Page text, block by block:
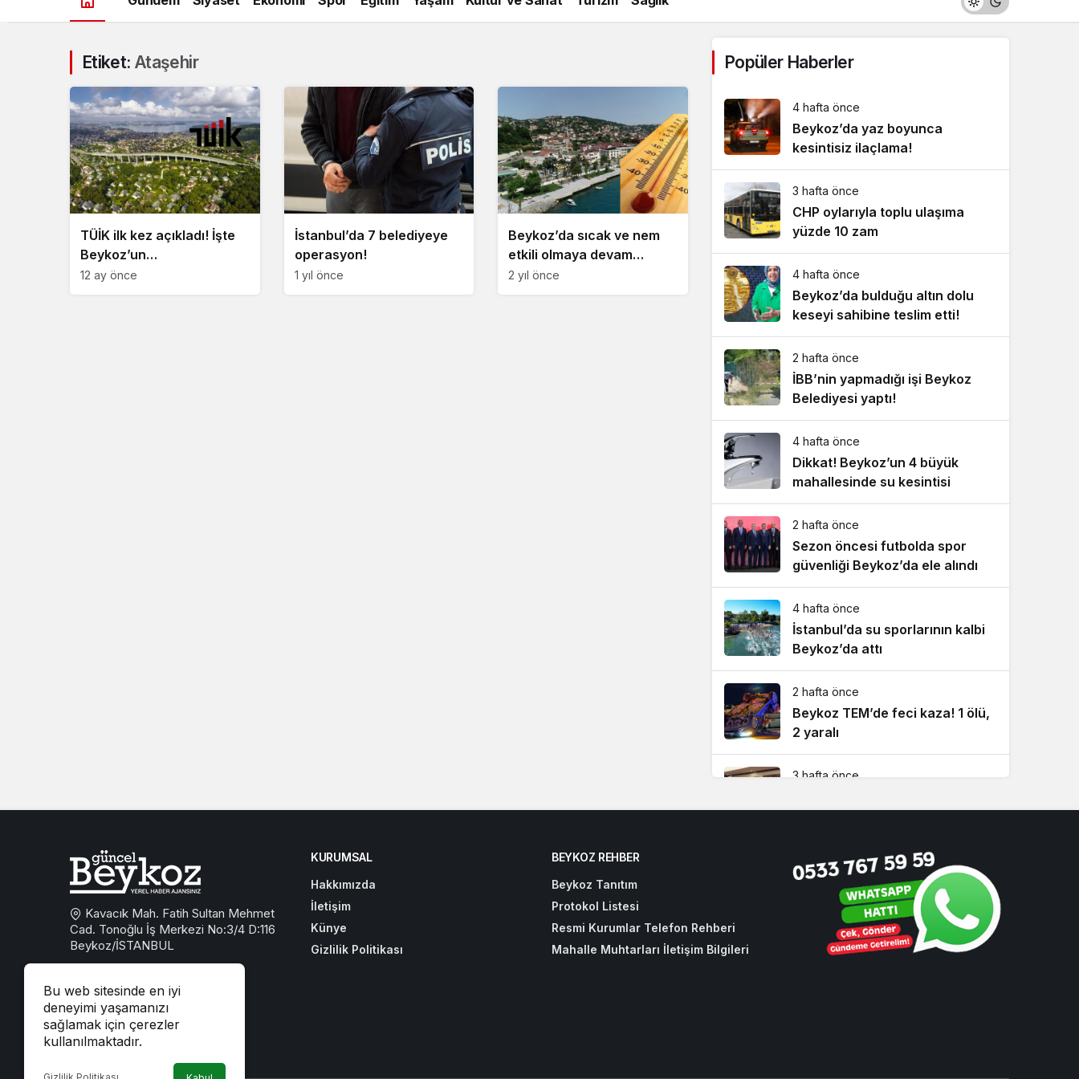
Etiket: Ataşehir
TÜİK ilk kez açıkladı! İşte
Beykoz’un
sosyoekonomik seviyesi
12 ay önce
İstanbul’da 7 belediyeye
operasyon!
1 yıl önce
Beykoz’da sıcak ve nem
etkili olmaya devam
ediyor!
2 yıl önce
Popüler Haberler
4 hafta önce
Beykoz’da yaz boyunca
kesintisiz ilaçlama!
3 hafta önce
CHP oylarıyla toplu ulaşıma
yüzde 10 zam
4 hafta önce
Beykoz’da bulduğu altın dolu
keseyi sahibine teslim etti!
2 hafta önce
İBB’nin yapmadığı işi Beykoz
Belediyesi yaptı!
4 hafta önce
Dikkat! Beykoz’un 4 büyük
mahallesinde su kesintisi
2 hafta önce
Sezon öncesi futbolda spor
güvenliği Beykoz’da ele alındı
4 hafta önce
İstanbul’da su sporlarının kalbi
Beykoz’da attı
2 hafta önce
Beykoz TEM’de feci kaza! 1 ölü,
2 yaralı
3 hafta önce
2 hafta önce
Riva’da yılların sorununa ilk
kazma vuruldu!
Bu web sitesinde en iyi
deneyimi yaşamanızı
sağlamak için çerezler
kullanılmaktadır.
Kavacık Mah. Fatih Sultan Mehmet
Cad. Tonoğlu İş Merkezi No:3/4 D:116
Beykoz/İSTANBUL
beykozguncel@gmail.com
iletisim@beykozguncel.com
KURUMSAL
Hakkımızda
İletişim
Künye
Gizlilik Politikası
BEYKOZ REHBER
Beykoz Tanıtım
Protokol Listesi
Resmi Kurumlar Telefon Rehberi
Mahalle Muhtarları İletişim Bilgileri